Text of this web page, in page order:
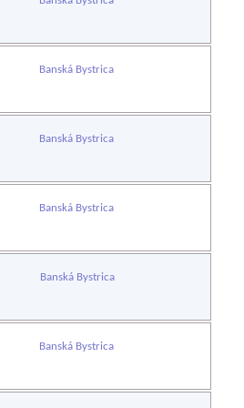
Banská Bystrica
Banská Bystrica
Banská Bystrica
Banská Bystrica
Banská Bystrica